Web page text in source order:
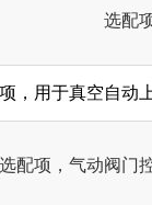
选配
，用于真空自动
选配项，气动阀门